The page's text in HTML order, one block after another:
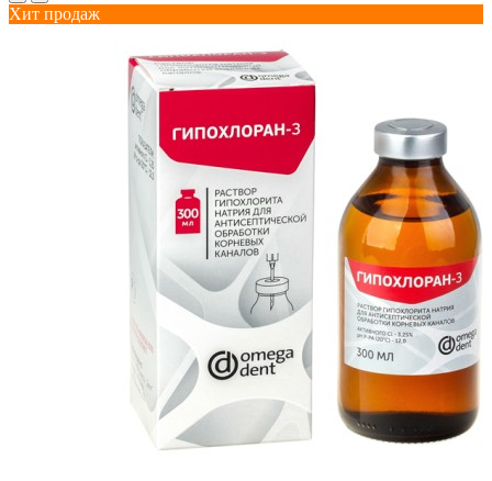
Хит продаж